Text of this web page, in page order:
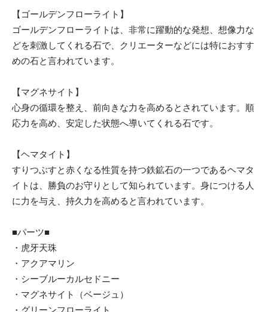
【ゴールデンフローライト】
ゴールデンフローライトは、非常に躍動的な発想、想像力な
どを刺激してくれる石で、クリエーターなどには特におすす
めの石と言われています。
【マグネサイト】
心身の循環を整え、前向きな力を高めるとされています。順
応力を高め、安定した状態へ導いてくれる石です。
【ヘマタイト】
すりつぶすと赤くなる性質を持つ鉄鉱石の一つであるヘマタ
イトは、勝負のお守りとして知られています。身につける人
に力を与え、持久力を高めると言われています。
■パーツ■
・虎牙天珠
・アクアマリン
・シーブルーカルセドニー
・マグネサイト（ベージュ）